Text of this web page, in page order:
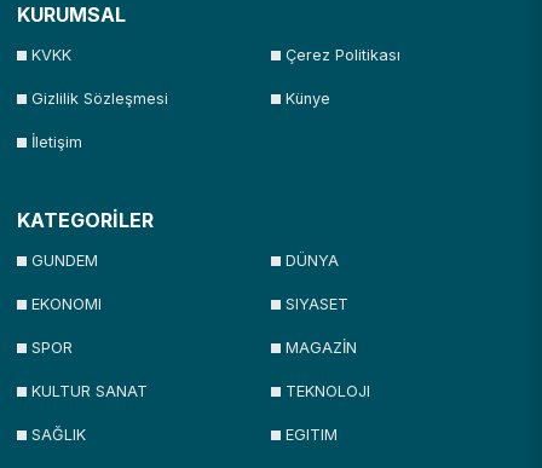
KURUMSAL
KVKK Çerez Politikası
Gizlilik Sözleşmesi Künye
İletişim
KATEGORİLER
GUNDEM DÜNYA
EKONOMI SIYASET
SPOR MAGAZİN
KULTUR SANAT TEKNOLOJI
SAĞLIK EGITIM